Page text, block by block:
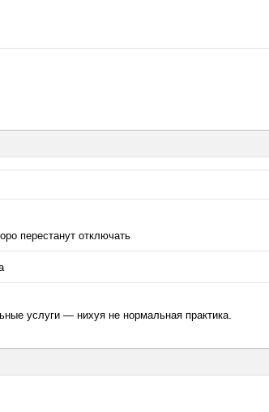
перестанут отключать
услуги — нихуя не нормальная практика.